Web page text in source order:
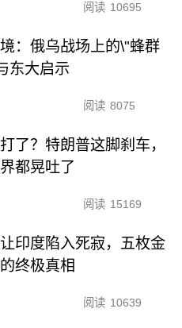
阅读 10695
：俄乌战场上的\"蜂群
东大启示
阅读 8075
了？特朗普这脚刹车，
都晃吐了
阅读 15169
印度陷入死寂，五枚金
终极真相
阅读 10639